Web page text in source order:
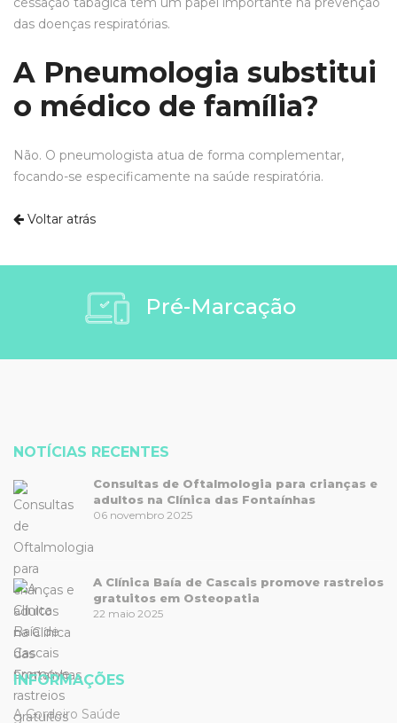
das doenças respiratórias.
A Pneumologia substitui
o médico de família?
Não. O pneumologista atua de forma complementar,
focando-se especificamente na saúde respiratória.
Voltar atrás
Pré-Marcação
NOTÍCIAS RECENTES
Consultas de Oftalmologia para crianças e
adultos na Clínica das Fontaínhas
06 novembro 2025
A Clínica Baía de Cascais promove rastreios
gratuitos em Osteopatia
22 maio 2025
INFORMAÇÕES
A Cordeiro Saúde